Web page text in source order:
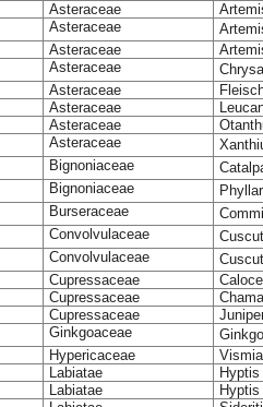
Asteraceae
Asteraceae
Asteraceae
Asteraceae
Asteraceae
Asteraceae
Asteraceae
Asteraceae
Bignoniaceae
Bignoniaceae
Burseraceae
Convolvulaceae
Convolvulaceae
Cupressaceae
Cupressaceae
Cupressaceae
Ginkgoaceae
Hypericaceae
Labiatae
Labiatae